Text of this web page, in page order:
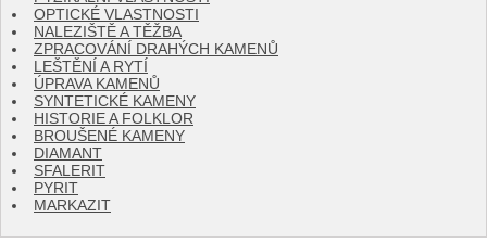
OPTICKÉ VLASTNOSTI
NALEZIŠTĚ A TĚŽBA
ZPRACOVÁNÍ DRAHÝCH KAMENŮ
LEŠTĚNÍ A RYTÍ
ÚPRAVA KAMENŮ
SYNTETICKÉ KAMENY
HISTORIE A FOLKLOR
BROUŠENÉ KAMENY
DIAMANT
SFALERIT
PYRIT
MARKAZIT